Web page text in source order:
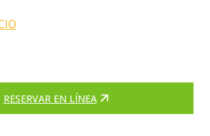
RESERVAR EN LÍNEA